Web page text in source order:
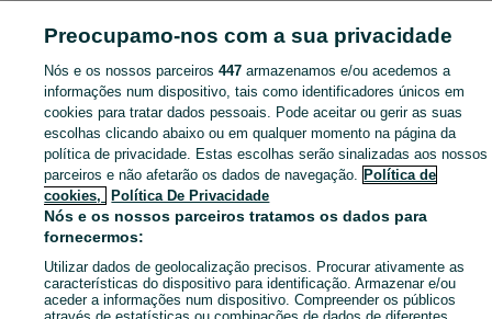
Mapa de mini-sites
Pesquisas populares
Preocupamo-nos com a sua privacidade
Nós e os nossos parceiros447 armazenamos e/ou acedemos a
informações num dispositivo, tais como identificadores únicos em
cookies para tratar dados pessoais. Pode aceitar ou gerir as suas
escolhas clicando abaixo ou em qualquer momento na página da
política de privacidade. Estas escolhas serão sinalizadas aos nossos
parceiros e não afetarão os dados de navegação. Política de
cookies,
Política De Privacidade
Nós e os nossos parceiros tratamos os dados para
fornecermos:
Utilizar dados de geolocalização precisos. Procurar ativamente as
características do dispositivo para identificação. Armazenar e/ou
aceder a informações num dispositivo. Compreender os públicos